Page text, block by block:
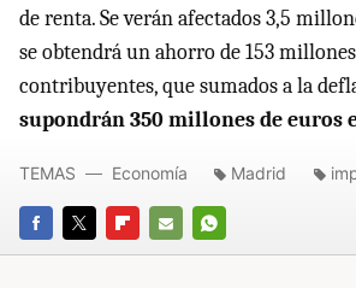
de renta. Se verán afectados 3,5
se obtendrá un ahorro de 153
contribuyentes, que sumados a la
supondrán 350 millones de euros
FACEBOOK
TWITTERFLIPBOARD
E-
WHATSAPP
TEMAS Economía Madrid